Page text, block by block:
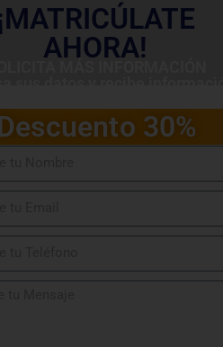
AHORA!
30%